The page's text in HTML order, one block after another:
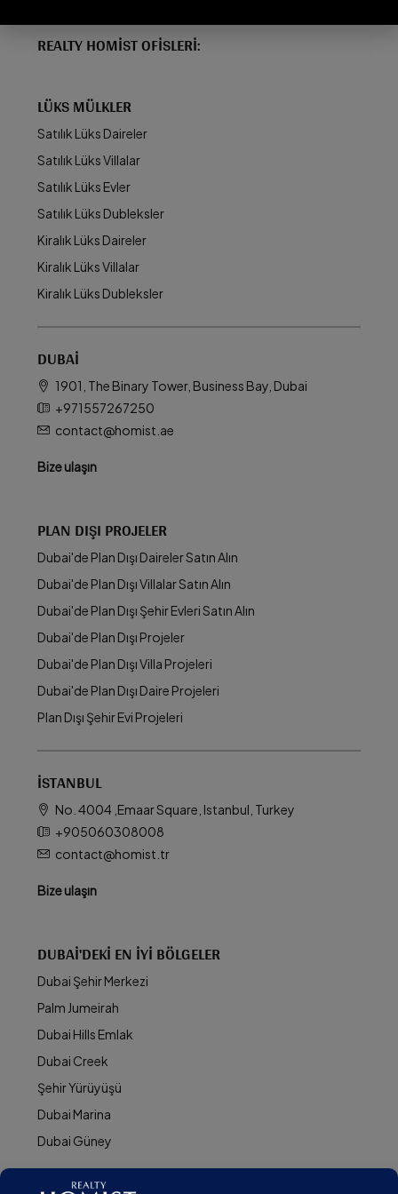
REALTY HOMIST OFISLERI:
LÜKS MÜLKLER
Satılık Lüks Daireler
Satılık Lüks Villalar
Satılık Lüks Evler
Satılık Lüks Dubleksler
Kiralık Lüks Daireler
Kiralık Lüks Villalar
Kiralık Lüks Dubleksler
DUBAI
1901, The Binary Tower, Business Bay, Dubai
+971557267250
contact@homist.ae
Bize ulaşın
PLAN DIŞI PROJELER
Dubai'de Plan Dışı Daireler Satın Alın
Dubai'de Plan Dışı Villalar Satın Alın
Dubai'de Plan Dışı Şehir Evleri Satın Alın
Dubai'de Plan Dışı Projeler
Dubai'de Plan Dışı Villa Projeleri
Dubai'de Plan Dışı Daire Projeleri
Plan Dışı Şehir Evi Projeleri
İSTANBUL
No. 4004 ,Emaar Square, Istanbul, Turkey
+905060308008
contact@homist.tr
Bize ulaşın
DUBAI'DEKI EN İYI BÖLGELER
Dubai Şehir Merkezi
Palm Jumeirah
Dubai Hills Emlak
Dubai Creek
Şehir Yürüyüşü
Dubai Marina
Dubai Güney